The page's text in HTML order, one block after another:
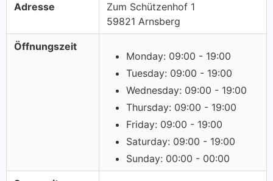
Adresse
Zum Schützenhof 1
59821 Arnsberg
Öffnungszeit
Monday: 09:00 - 19:00
Tuesday: 09:00 - 19:00
Wednesday: 09:00 - 19:00
Thursday: 09:00 - 19:00
Friday: 09:00 - 19:00
Saturday: 09:00 - 19:00
Sunday: 00:00 - 00:00